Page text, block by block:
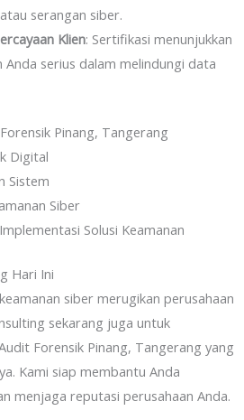
serangan siber.
Klien: Sertifikasi menunjukkan
Anda serius dalam melindungi data
Pinang, Tangerang
Digital
Sistem
Siber
Solusi Keamanan
Hari Ini
siber merugikan perusahaan
sekarang juga untuk
Forensik Pinang, Tangerang yang
Kami siap membantu Anda
menjaga reputasi perusahaan Anda.